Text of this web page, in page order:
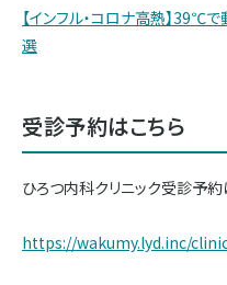
【インフル・コロナ高熱】39℃
選
受診予約はこちら
ひろつ内科クリニック受診予約
https://wakumy.lyd.inc/